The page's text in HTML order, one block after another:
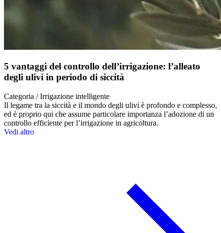
5 vantaggi del controllo dell’irrigazione: l’alleato
degli ulivi in periodo di siccità
Categoria / Irrigazione intelligente
Il legame tra la siccità e il mondo degli ulivi è profondo e complesso,
ed è proprio qui che assume particolare importanza l’adozione di un
controllo efficiente per l’irrigazione in agricoltura.
Vedi altro